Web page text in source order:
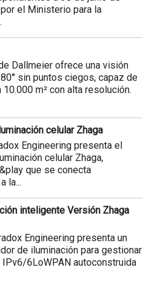
el Ministerio para la
Dallmeier ofrece una visión
sin puntos ciegos, capaz de
m² con alta resolución.
celular Zhaga
Engineering presenta el
celular Zhaga,
que se conecta
la...
inteligente Versión Zhaga
Engineering presenta un
de iluminación para gestionar
IPv6/6LoWPAN autoconstruida